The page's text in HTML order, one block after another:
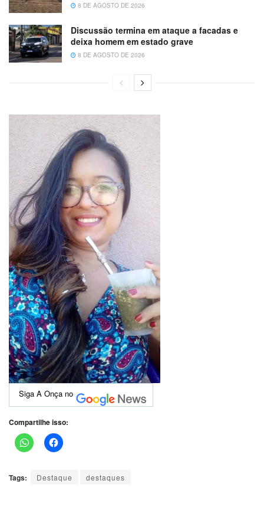
8 DE AGOSTO DE 2026
Discussão termina em ataque a facadas e
deixa homem em estado grave
8 DE AGOSTO DE 2026
Siga A Onça no
Compartilhe isso:
Tags: Destaque destaques